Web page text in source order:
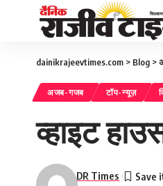
dainikrajeevtimes.com > Blog >
अजब-गजब टॉप-न्यूज़
व्हाइट
DR Times